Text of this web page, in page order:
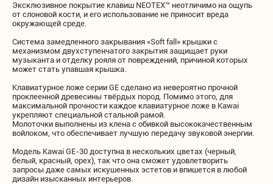
Эксклюзивное покрытие клавиш NEOTEX™ неотличимо на ощупь
от слоновой кости, и его использование не приносит вреда
окружающей среде.
Система замедленного закрывания «Soft fall» крышки с
механизмом двухступенчатого закрытия защищает руки
музыканта и отделку рояля от повреждений, причиной которых
может стать упавшая крышка.
Клавиатурное ложе серии GE сделано из невероятно прочной
проклеенной древесины твёрдых пород. Помимо этого, для
максимальной прочности каждое клавиатурное ложе в Kawai
укрепляют специальной стальной рамой.
Молоточки выполнены из клена с обивкой высококачественным
войлоком, что обеспечивает лучшую передачу звуковой энергии.
Модель Kawai GE-30 доступна в нескольких цветах (черный,
белый, красный, орех), так что она сможет удовлетворить
запросы даже самых искушенных эстетов и впишется в любой
дизайн изысканных интерьеров.